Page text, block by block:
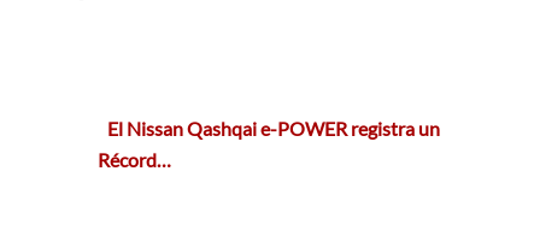
El Nissan Qashqai e-POWER registra un
Récord…